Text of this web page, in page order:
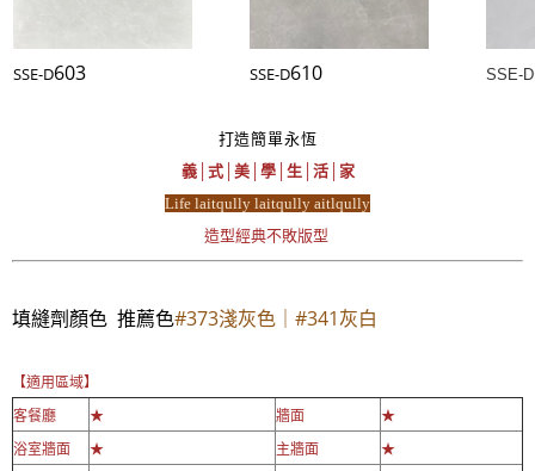
SSE-D603 SSE-D610 SSE-D
打造簡單永恆
義│式│美│學│生│活│家
Life laitqully laitqully aitlqully
造型經典不敗版型
填縫劑顏色 推薦色#373淺灰色｜#341灰白
【適用區域】
客餐廳
★ 牆面
★
浴室牆面
★ 主牆面
★